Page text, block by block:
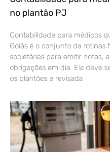
no plantão PJ
Contabilidade para médicos
Goiás é o conjunto de rotinas
societárias para emitir notas,
obrigações em dia. Ela deve
os plantões e revisada